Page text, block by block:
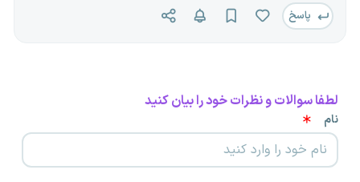
پاسخ
لطفا سوالات و نظرات خود را بیان کنید
نام